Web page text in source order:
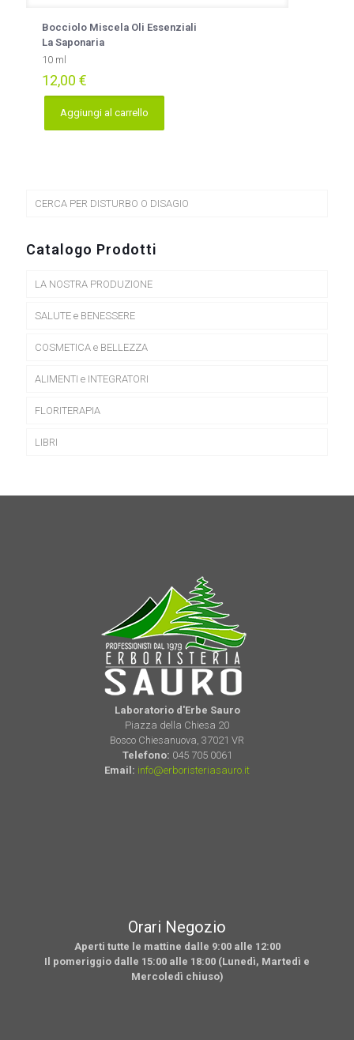
Bocciolo Miscela Oli Essenziali
La Saponaria
10 ml
12,00 €
Aggiungi al carrello
CERCA PER DISTURBO O DISAGIO
Catalogo Prodotti
LA NOSTRA PRODUZIONE
SALUTE e BENESSERE
COSMETICA e BELLEZZA
ALIMENTI e INTEGRATORI
FLORITERAPIA
LIBRI
Laboratorio d'Erbe Sauro
Piazza della Chiesa 20
Bosco Chiesanuova, 37021 VR
Telefono: 045 705 0061
Email: info@erboristeriasauro.it
Orari Negozio
Aperti tutte le mattine dalle 9:00 alle 12:00
Il pomeriggio dalle 15:00 alle 18:00 (Lunedì, Martedì e
Mercoledì chiuso)